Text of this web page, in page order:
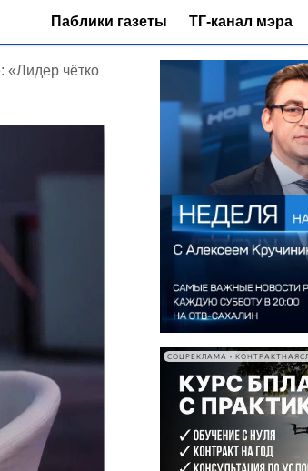
Паблики газеты ТГ-канал мэра
«Лидер чётко
СОЦРЕКЛАМА •